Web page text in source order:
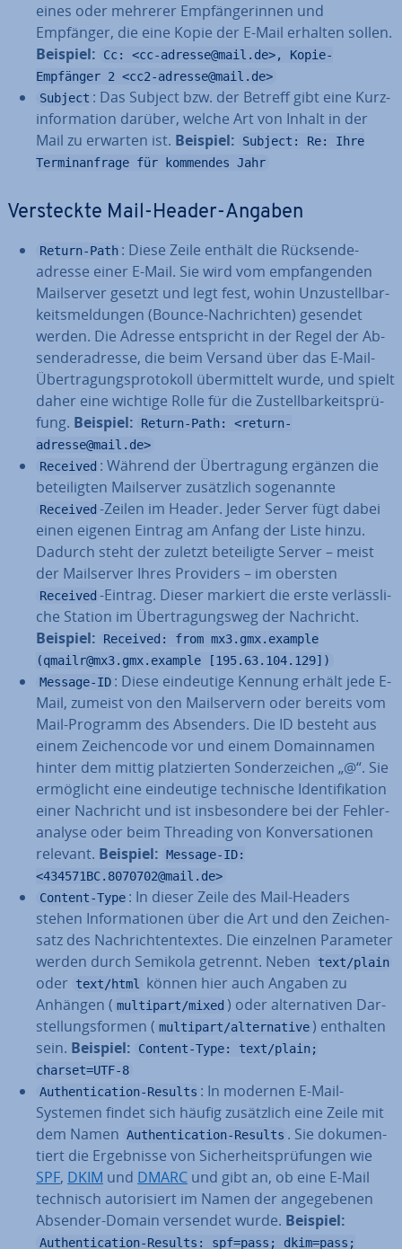
eines oder mehrerer Emp­fän­ge­rin­nen und
Empfänger, die eine Kopie der E-Mail erhalten sollen.
Beispiel:
Cc: <cc-adresse@mail.de>, Kopie-
Empfänger 2 <cc2-adresse@mail.de>
Subject : Das Subject bzw. der Betreff gibt eine Kurz­
in­for­ma­ti­on darüber, welche Art von Inhalt in der
Mail zu erwarten ist. Beispiel:
Subject: Re: Ihre
Terminanfrage für kommendes Jahr
Ver­steck­te Mail-Header-Angaben
Return-Path : Diese Zeile enthält die Rück­sen­de­
adres­se einer E-Mail. Sie wird vom emp­fan­gen­den
Mail­ser­ver gesetzt und legt fest, wohin Un­zu­stell­bar­
keits­mel­dun­gen (Bounce-Nach­rich­ten) gesendet
werden. Die Adresse ent­spricht in der Regel der Ab­
sen­der­adres­se, die beim Versand über das E-Mail-
Über­tra­gungs­pro­to­koll über­mit­telt wurde, und spielt
daher eine wichtige Rolle für die Zu­stell­bar­keits­prü­
fung. Beispiel:
Return-Path: <return-
adresse@mail.de>
Received : Während der Über­tra­gung ergänzen die
be­tei­lig­ten Mail­ser­ver zu­sätz­lich so­ge­nann­te
Received -Zeilen im Header. Jeder Server fügt dabei
einen eigenen Eintrag am Anfang der Liste hinzu.
Dadurch steht der zuletzt be­tei­lig­te Server – meist
der Mail­ser­ver Ihres Providers – im obersten
Received -Eintrag. Dieser markiert die erste ver­läss­li­
che Station im Über­tra­gungs­weg der Nachricht.
Beispiel:
Received: from mx3.gmx.example
(qmailr@mx3.gmx.example [195.63.104.129])
Message-ID : Diese ein­deu­ti­ge Kennung erhält jede E-
Mail, zumeist von den Mail­ser­vern oder bereits vom
Mail-Programm des Absenders. Die ID besteht aus
einem Zei­chen­code vor und einem Do­main­na­men
hinter dem mittig plat­zier­ten Son­der­zei­chen „@“. Sie
er­mög­licht eine ein­deu­ti­ge tech­ni­sche Iden­ti­fi­ka­ti­on
einer Nachricht und ist ins­be­son­de­re bei der Feh­ler­
ana­ly­se oder beim Threading von Kon­ver­sa­tio­nen
relevant. Beispiel: Message-ID:
<434571BC.8070702@mail.de>
Content-Type : In dieser Zeile des Mail-Headers
stehen In­for­ma­tio­nen über die Art und den Zei­chen­
satz des Nach­rich­ten­tex­tes. Die einzelnen Parameter
werden durch Semikola getrennt. Neben
text/plain
oder text/html
können hier auch Angaben zu
Anhängen ( multipart/mixed ) oder al­ter­na­ti­ven Dar­
stel­lungs­for­men ( multipart/alternative ) enthalten
sein. Beispiel:
Content-Type: text/plain;
charset=UTF-8
Authentication-Results : In modernen E-Mail-
Systemen findet sich häufig zu­sätz­lich eine Zeile mit
dem Namen Authentication-Results . Sie do­ku­men­
tiert die Er­geb­nis­se von Si­cher­heits­prü­fun­gen wie
SPF, DKIM und DMARC und gibt an, ob eine E-Mail
technisch au­to­ri­siert im Namen der an­ge­ge­be­nen
Absender-Domain versendet wurde. Beispiel:
Authentication-Results: spf=pass; dkim=pass;